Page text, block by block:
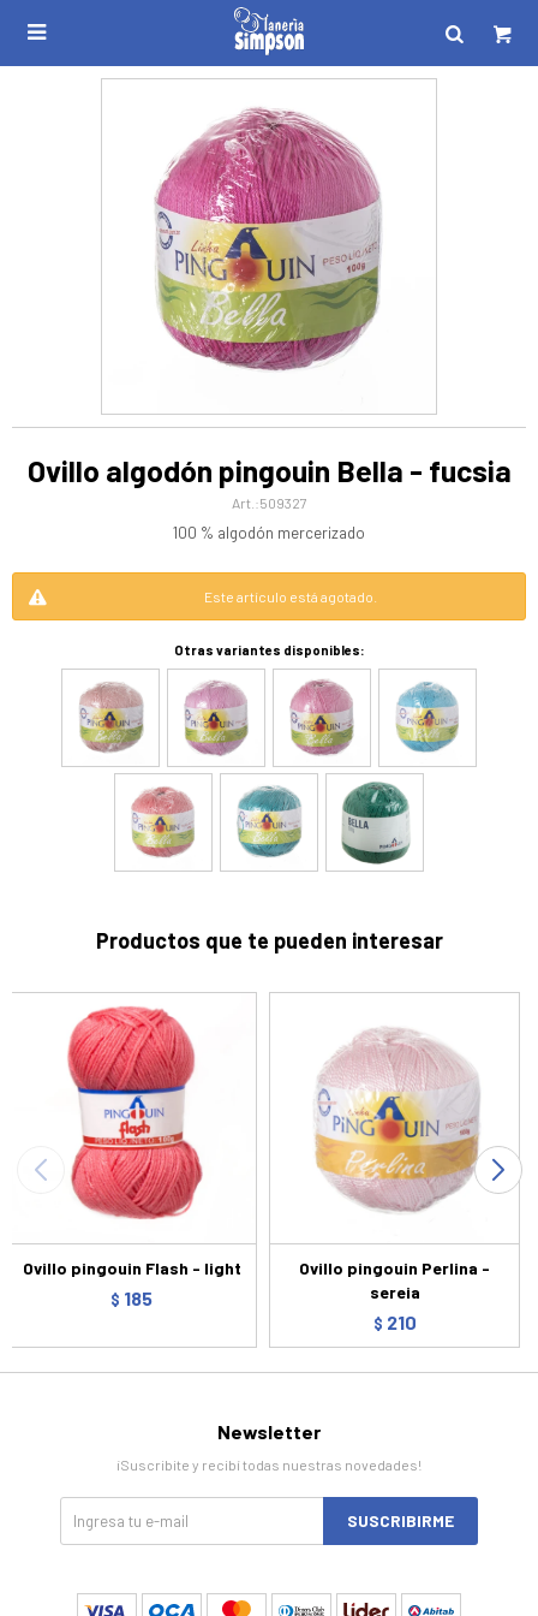

Ovillo algodón pingouin Bella - fucsia
509327
100 % algodón mercerizado
Este artículo está agotado.
Otras variantes disponibles:
Productos que te pueden interesar
Ovillo pingouin Flash - light
$ 185
Ovillo pingouin Perlina -
sereia
$ 210
Newsletter
¡Suscribite y recibí todas nuestras novedades!
SUSCRIBIRME